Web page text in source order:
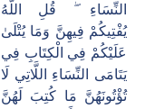
النِّسَاءِ ۖ قُلِ اللَّهُ
يُفْتِيكُمْ فِيهِنَّ وَمَا يُتْلَىٰ
عَلَيْكُمْ فِي الْكِتَابِ فِي
يَتَامَى النِّسَاءِ اللَّاتِي لَا
تُؤْتُونَهُنَّ مَا كُتِبَ لَهُنَّ